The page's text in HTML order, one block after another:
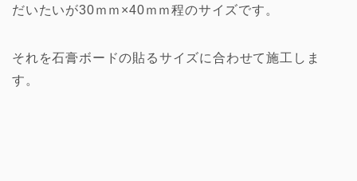
だいたいが30ｍｍ×40ｍｍ程のサイズです。
それを石膏ボードの貼るサイズに合わせて施工しま
す。